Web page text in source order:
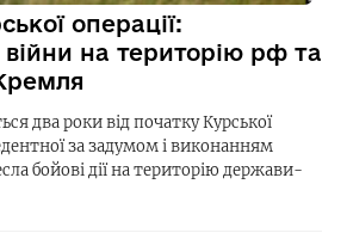
операції:
на територію рф та
два роки від початку Курської
за задумом і виконанням
бойові дії на територію держави-